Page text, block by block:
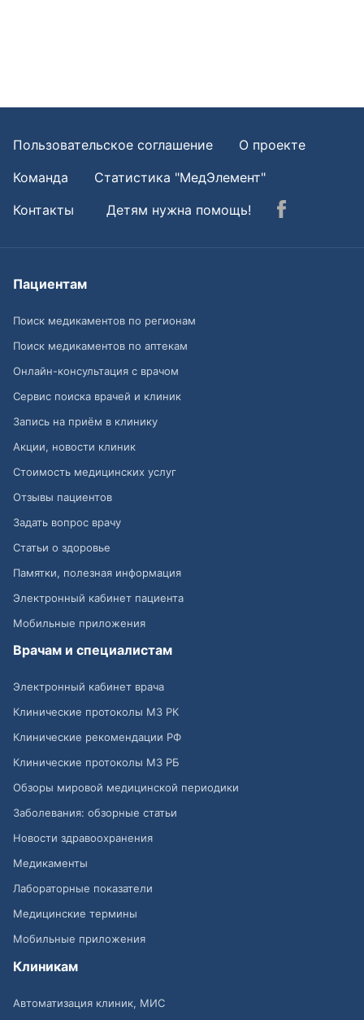
Пользовательское соглашение
О проекте
Команда
Статистика "МедЭлемент"
Контакты
Детям нужна помощь!
Пациентам
Поиск медикаментов по регионам
Поиск медикаментов по аптекам
Онлайн-консультация с врачом
Сервис поиска врачей и клиник
Запись на приём в клинику
Акции, новости клиник
Стоимость медицинских услуг
Отзывы пациентов
Задать вопрос врачу
Статьи о здоровье
Памятки, полезная информация
Электронный кабинет пациента
Мобильные приложения
Врачам и специалистам
Электронный кабинет врача
Клинические протоколы МЗ РК
Клинические рекомендации РФ
Клинические протоколы МЗ РБ
Обзоры мировой медицинской периодики
Заболевания: обзорные статьи
Новости здравоохранения
Медикаменты
Лабораторные показатели
Медицинские термины
Мобильные приложения
Клиникам
Автоматизация клиник, МИС